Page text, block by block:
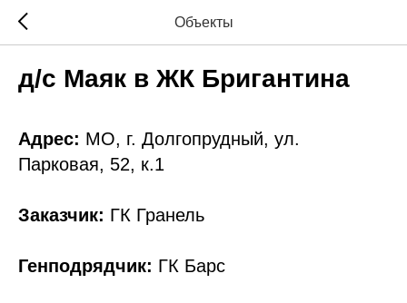
Объекты
д/с Маяк в ЖК Бригантина
Адрес: МО, г. Долгопрудный, ул.
Парковая, 52, к.1
Заказчик: ГК Гранель
Генподрядчик: ГК Барс